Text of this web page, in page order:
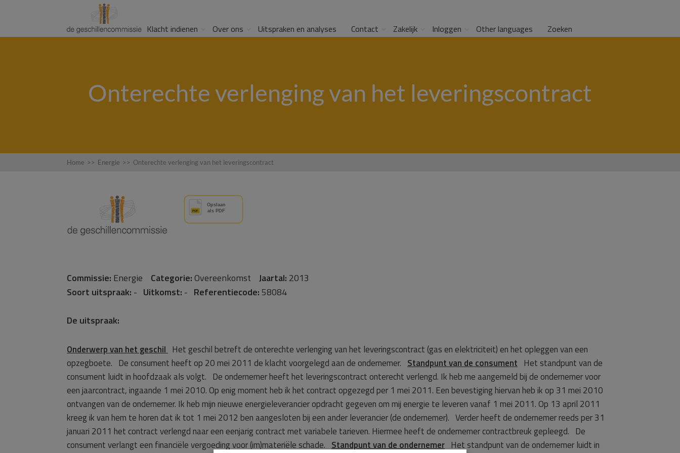
Klacht indienen Over ons Uitspraken en analyses Contact Zakelijk Inloggen Other languages Zoeken
Onterechte verlenging van het leveringscontract
Home >> Energie >> Onterechte verlenging van het leveringscontract
Commissie: Energie Categorie:Overeenkomst Jaartal: 2013
Soort uitspraak: - Uitkomst: - Referentiecode: 58084
De uitspraak:
Onderwerp van het geschil Het geschil betreft de onterechte verlenging van het leveringscontract (gas en elektriciteit) en het opleggen van een
opzegboete. De consument heeft op 20 mei 2011 de klacht voorgelegd aan de ondernemer. Standpunt van de consument Het standpunt van de
consument luidt in hoofdzaak als volgt. De ondernemer heeft het leveringscontract onterecht verlengd. Ik heb me aangemeld bij de ondernemer voor
een jaarcontract, ingaande 1 mei 2010. Op enig moment heb ik het contract opgezegd per 1 mei 2011. Een bevestiging hiervan heb ik op 31 mei 2010
ontvangen van de ondernemer. Ik heb mijn nieuwe energieleverancier opdracht gegeven om mij energie te leveren vanaf 1 mei 2011. Op 13 april 2011
kreeg ik van hem te horen dat ik tot 1 mei 2012 ben aangesloten bij een ander leverancier (de ondernemer). Verder heeft de ondernemer reeds per 31
januari 2011 het contract verlengd naar een eenjarig contract met variabele tarieven. Hiermee heeft de ondernemer contractbreuk gepleegd. De
consument verlangt een financiële vergoeding voor (im)materiële schade. Standpunt van de ondernemer Het standpunt van de ondernemer luidt in